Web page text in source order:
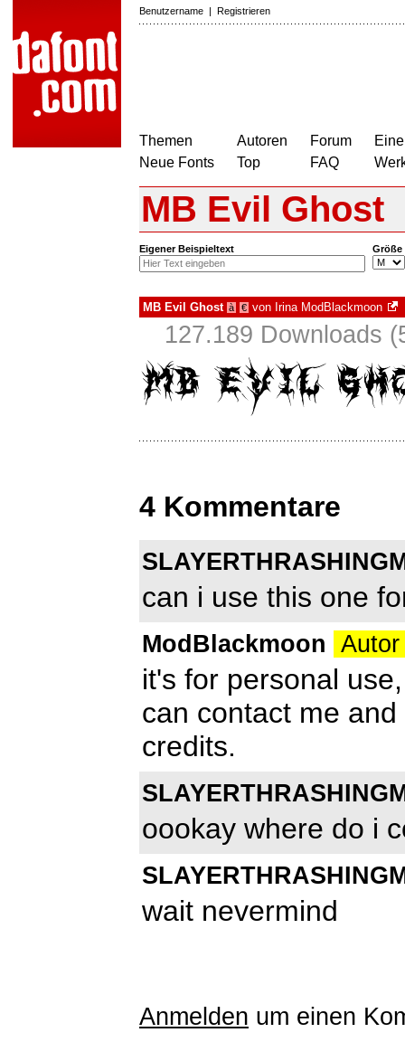
Benutzername | Registrieren
Themen
Neue Fonts
Autoren
Top
Forum
FAQ
MB Evil Ghost
Eigener Beispieltext Größe
MB Evil Ghost à € von Irina ModBlackmoon
127.189 Downloads
4 Kommentare
can i use this one
ModBlackmoon
it's for personal
can contact me
credits.
oookay where do i
wait nevermind
Anmelden um einen